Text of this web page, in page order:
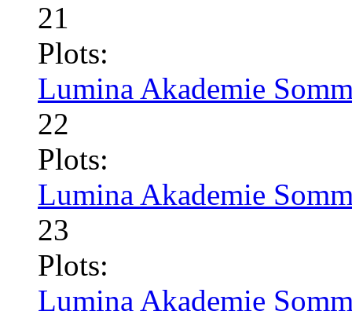
21
Plots:
Lumina Akademie
22
Plots:
Lumina Akademie
23
Plots:
Lumina Akademie